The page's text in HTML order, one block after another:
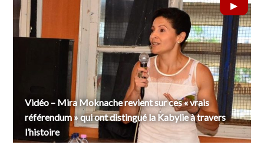
Vidéo – Mira Moknache revient sur ces « vrais
référendum » qui ont distingué la Kabylie à travers
l’histoire